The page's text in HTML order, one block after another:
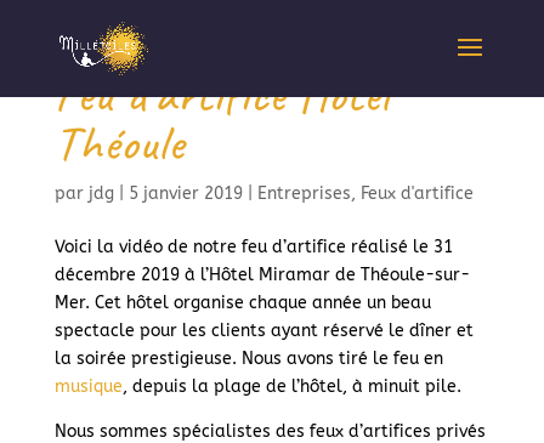
Feu d’artifice Hôtel
Théoule
par jdg 5 janvier 2019| Entreprises, Feux d'artifice
Voici la vidéo de notre feu d’artifice réalisé le 31
décembre 2019 à l’Hôtel Miramar de Théoule-sur-
Mer. Cet hôtel organise chaque année un beau
spectacle pour les clients ayant réservé le dîner et
la soirée prestigieuse. Nous avons tiré le feu en
musique, depuis la plage de l’hôtel, à minuit pile.
Nous sommes spécialistes des feux d’artifices privés